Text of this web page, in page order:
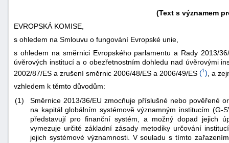
(Text s významem
EVROPSKÁ KOMISE,
s ohledem na Smlouvu o fungování Evropské unie,
s ohledem na směrnici Evropského parlamentu a Rady 2013/
úvěrových institucí a o obezřetnostním dohledu nad úvěrovými
2002/87/ES a zrušení směrnic 2006/48/ES a 2006/49/ES (1) , a
vzhledem k těmto důvodům:
(1)
Směrnice 2013/36/EU zmocňuje příslušné nebo pověřené
na kapitál globálním systémově významným institucím
představují pro finanční systém, a možný dopad jejich
vymezuje určité základní zásady metodiky určování
jejich systémové významnosti. V souladu s tímto
náhrady